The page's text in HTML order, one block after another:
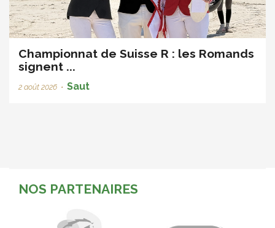
Championnat de Suisse R : les Romands
signent ...
2 août 2026 • Saut
NOS PARTENAIRES